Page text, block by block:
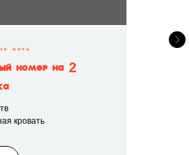
ночь
номер на 2
кровать